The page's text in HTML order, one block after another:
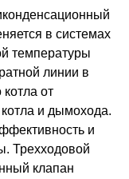
в системах
температуры
линии в
от
и дымохода.
и
Трехходовой
клапан